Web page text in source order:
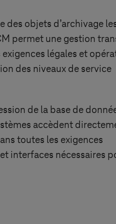
objets d’archivage
permet une gestion
légales et
des niveaux de service
de la base de
accèdent
toutes les exigences
interfaces nécessaires